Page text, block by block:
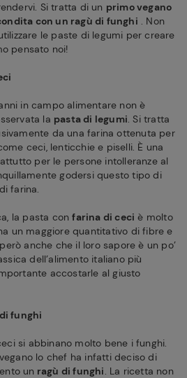
Si tratta di un primo vegano
con un ragù di funghi . Non
le paste di legumi per creare
pensato noi!
in campo alimentare non è
la pasta di legumi. Si tratta
da una farina ottenuta per
ceci, lenticchie e piselli. È una
per le persone intolleranze al
godersi questo tipo di
farina.
la pasta confarina di ceci è molto
un maggiore quantitativo di fibre e
anche che il loro sapore è un po’
dell’alimento italiano più
accostarle al giusto
funghi
si abbinano molto bene i funghi.
lo chef ha infatti deciso di
un ragù di funghi. La ricetta non